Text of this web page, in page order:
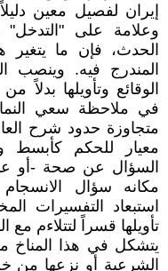
إيران لفصيل معين
وعلامة على
الحدث، فإن ما يتغير
المندرج فيه. وينصب
الوقائع وتأويلها بدلاً
في ملاحظة سعي
متجاوزة حدود شرح
معيار للحكم كأبسط
السؤال عن صحة -أو
مكانه سؤال
استبعاد التفسيرات
تأويلها قسراً لتتلاءم مع
يتشكل في هذا المناخ
الشرعية أو نزعها من